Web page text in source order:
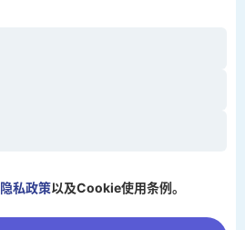
隐私政策以及Cookie使用条例。